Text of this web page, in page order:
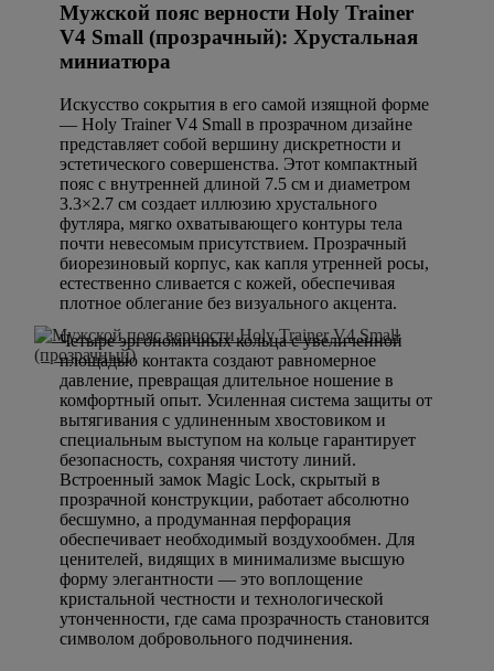
Мужской пояс верности Holy Trainer
V4 Small (прозрачный): Хрустальная
миниатюра
Искусство сокрытия в его самой изящной форме
— Holy Trainer V4 Small в прозрачном дизайне
представляет собой вершину дискретности и
эстетического совершенства. Этот компактный
пояс с внутренней длиной 7.5 см и диаметром
3.3×2.7 см создает иллюзию хрустального
футляра, мягко охватывающего контуры тела
почти невесомым присутствием. Прозрачный
биорезиновый корпус, как капля утренней росы,
естественно сливается с кожей, обеспечивая
плотное облегание без визуального акцента.
Четыре эргономичных кольца с увеличенной
площадью контакта создают равномерное
давление, превращая длительное ношение в
комфортный опыт. Усиленная система защиты от
вытягивания с удлиненным хвостовиком и
специальным выступом на кольце гарантирует
безопасность, сохраняя чистоту линий.
Встроенный замок Magic Lock, скрытый в
прозрачной конструкции, работает абсолютно
бесшумно, а продуманная перфорация
обеспечивает необходимый воздухообмен. Для
ценителей, видящих в минимализме высшую
форму элегантности — это воплощение
кристальной честности и технологической
утонченности, где сама прозрачность становится
символом добровольного подчинения.